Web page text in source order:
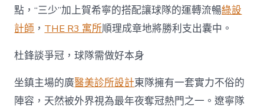
點，“三少”加上賀希寧的搭配讓球隊的運轉流暢綠設
計師 ， THE R3 寓所順理成章地將勝利支出囊中。
杜鋒談爭冠，球隊需做好本身
坐鎮主場的廣醫美診所設計東隊擁有一套實力不俗的
陣容，天然被外界視為最年夜奪冠熱門之一。遼寧隊